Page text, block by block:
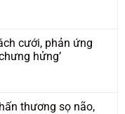
cưới, phản ứng
hửng’
thương sọ não,